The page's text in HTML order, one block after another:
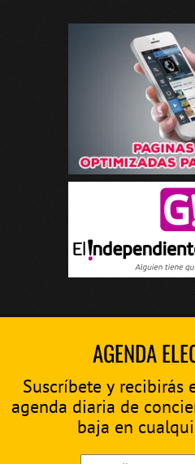
AGENDA
Suscríbete y recibirás
agenda diaria de
baja en